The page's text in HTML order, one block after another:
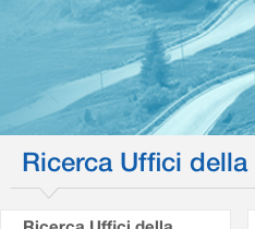
Ricerca Uffici